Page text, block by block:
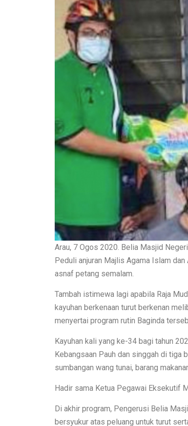
Arau, 7 Ogos 2020. Belia Masjid
Peduli anjuran Majlis Agama Islam
asnaf petang semalam.
Tambah istimewa lagi apabila Raja
kayuhan berkenaan turut berkenan
menyertai program rutin Baginda
Kayuhan kali yang ke-34 bagi tahun
Kebangsaan Pauh dan singgah di tiga
sumbangan wang tunai, barang
Hadir sama Ketua Pegawai Eksekutif
Di akhir program, Pengerusi Belia
bersyukur atas peluang untuk turut